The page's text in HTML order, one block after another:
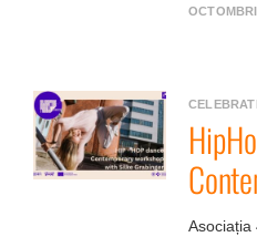
Asociația